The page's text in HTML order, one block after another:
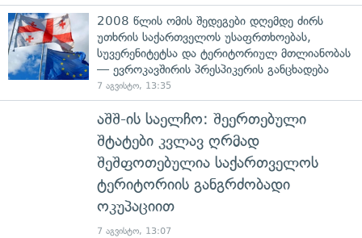
2008 წლის ომის შედეგები დღემდე ძირს
უთხრის საქართველოს უსაფრთხოებას,
სუვერენიტეტსა და ტერიტორიულ მთლიანობას
— ევროკავშირის პრესპიკერის განცხადება
7 აგვისტო, 13:35
აშშ-ის საელჩო: შეერთებული
შტატები კვლავ ღრმად
შეშფოთებულია საქართველოს
ტერიტორიის განგრძობადი
ოკუპაციით
7 აგვისტო, 13:07